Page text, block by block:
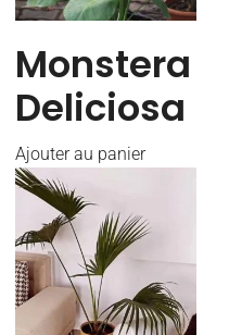
Monstera
Deliciosa
Ajouter au panier